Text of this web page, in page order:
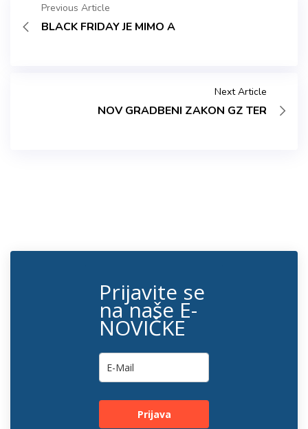
Previous Article
BLACK FRIDAY JE MIMO A
Next Article
NOV GRADBENI ZAKON GZ TER
Prijavite se
na naše E-
NOVIČKE
Prijava